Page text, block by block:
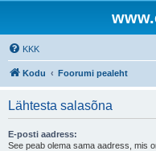
KKK
Kodu Foorumi pealeht
Lähtesta salasõna
E-posti aadress:
See peab olema sama aadress, mis